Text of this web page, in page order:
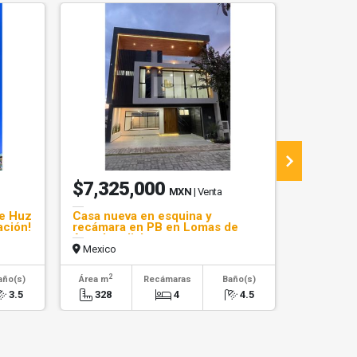
Huz
3.5
$7,325,000 MXN | Venta
Casa nueva en esquina y
recámara en PB en Lomas de
Angelopolis!
Mexico
Área m2
328
Recámaras
4
Baño(s)
4.5